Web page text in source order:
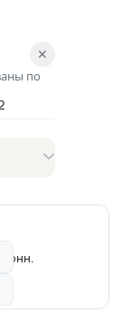
✕
по